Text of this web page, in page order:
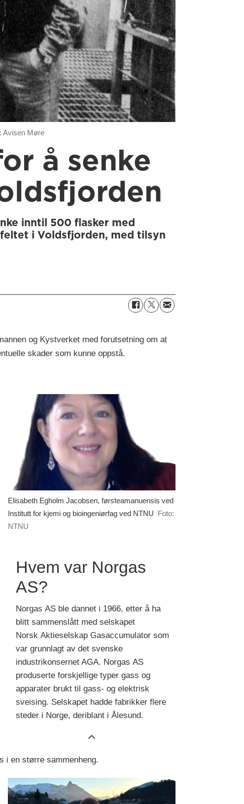
Avisen Møre
å senke
inntil 500 flasker med
i Voldsfjorden, med tilsyn
og Kystverket med forutsetning om at
skader som kunne oppstå.
Elisabeth Egholm Jacobsen, førsteamanuensis ved
Institutt for kjemi og bioingeniørfag ved NTNU Foto:
NTNU
Hvem var Norgas
AS?
Norgas AS ble dannet i 1966, etter å ha
blitt sammenslått med selskapet
Norsk Aktieselskap Gasaccumulator som
var grunnlagt av det svenske
industrikonsernet AGA. Norgas AS
produserte forskjellige typer gass og
apparater brukt til gass- og elektrisk
sveising. Selskapet hadde fabrikker flere
steder i Norge, deriblant i Ålesund.
i en større sammenheng.